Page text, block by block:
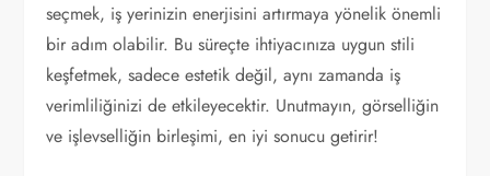
seçmek, iş yerinizin enerjisini artırmaya yönelik önemli
bir adım olabilir. Bu süreçte ihtiyacınıza uygun stili
keşfetmek, sadece estetik değil, aynı zamanda iş
verimliliğinizi de etkileyecektir. Unutmayın, görselliğin
ve işlevselliğin birleşimi, en iyi sonucu getirir!